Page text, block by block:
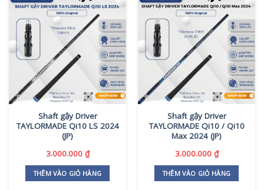
Shaft gậy Driver
TAYLORMADE Qi10 LS 2024
(JP)
3.000.000 ₫
THÊM VÀO GIỎ HÀNG
Shaft gậy Driver
TAYLORMADE Qi10 / Qi10
Max 2024 (JP)
3.000.000 ₫
THÊM VÀO GIỎ HÀNG